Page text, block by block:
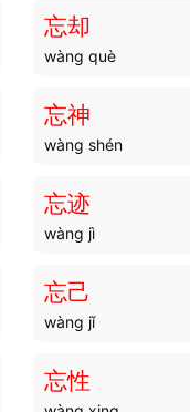
忘却
wàng què
忘神
wàng shén
忘迹
wàng jì
忘己
wàng jǐ
忘性